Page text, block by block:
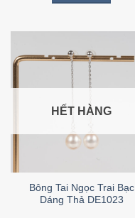
HẾT HÀNG
Bông Tai Ngọc Trai Bạc
Dáng Thả DE1023